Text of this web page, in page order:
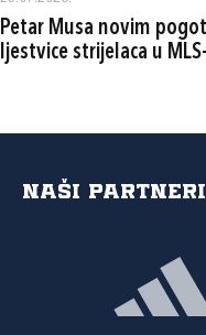
Petar Musa novim
ljestvice strijelaca u
Naši partneri